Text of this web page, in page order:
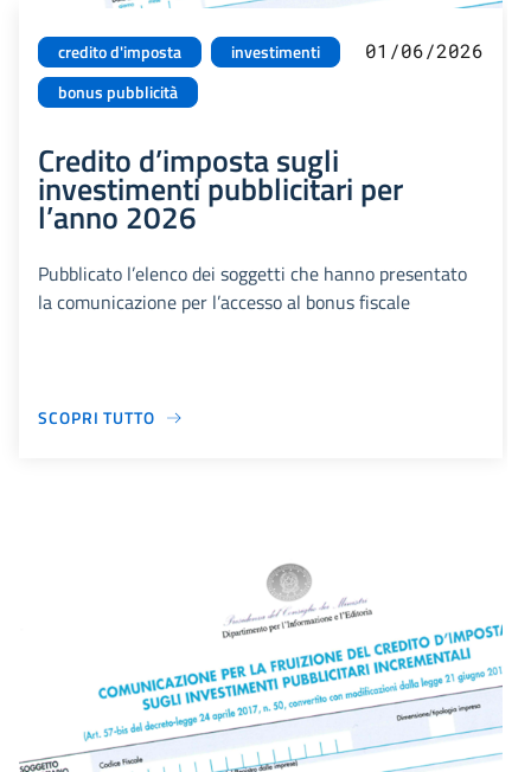
credito d'imposta
investimenti
bonus pubblicità
01/06/2026
Credito d’imposta sugli
investimenti pubblicitari per
l’anno 2026
Pubblicato l’elenco dei soggetti che hanno presentato
la comunicazione per l’accesso al bonus fiscale
SCOPRI TUTTO